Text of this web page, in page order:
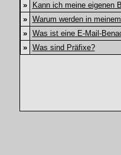
»
Kann ich meine eigenen
»
Warum werden in
»
Was ist eine E-Mail-
»
Was sind Präfixe?